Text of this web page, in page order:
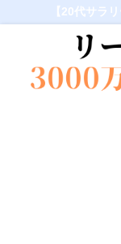
【20代サラ